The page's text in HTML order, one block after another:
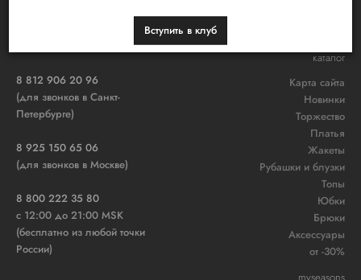
8 812 906 20 96
(для звонков в Санкт-
Петербурге)
8 925 150 65 06
(для звонков в Москве)
8 800 222 35 80
c 12:00 до 21:00 MSK
(бесплатно из любой точки
России)
каталог
Карта сайта
Новинки
Торжество
Платья
Жакеты
Рубашки и блузки
Топы
Юбки
Брюки
Аксессуары
от -30%
Вступить в клуб